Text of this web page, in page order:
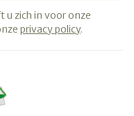
u zich in voor onze
privacy policy.